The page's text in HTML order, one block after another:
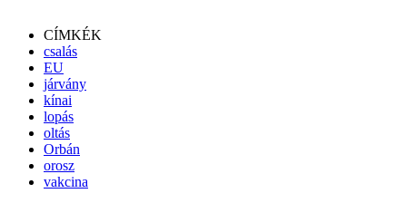
CÍMKÉK
csalás
EU
járvány
kínai
lopás
oltás
Orbán
orosz
vakcina